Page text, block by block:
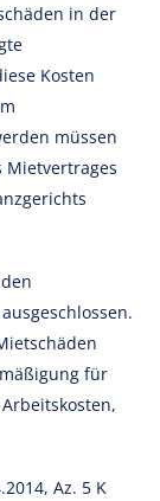
in der
Kosten
müssen
Mietvertrages
für
Az. 5 K